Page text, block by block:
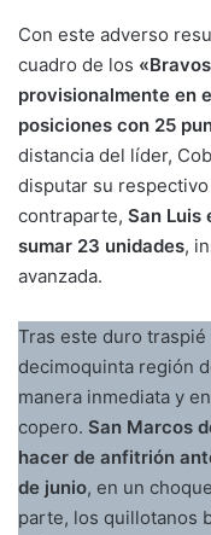
Con este adverso
cuadro de los
provisionalmente en
posiciones con 25
distancia del líder,
disputar su
contraparte, San Luis
sumar 23 unidades,
avanzada.
Tras este duro
decimoquinta región
manera inmediata y
copero. San Marcos
hacer de anfitrión
de junio, en un
parte, los quillotanos